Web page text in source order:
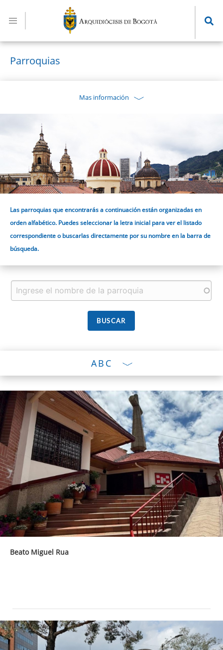
contenido
principal
Parroquias
Mas información
Las parroquias que encontrarás a continuación están organizadas en
orden alfabético. Puedes seleccionar la letra inicial para ver el listado
correspondiente o buscarlas directamente por su nombre en la barra de
búsqueda.
ABC
Beato Miguel Rua